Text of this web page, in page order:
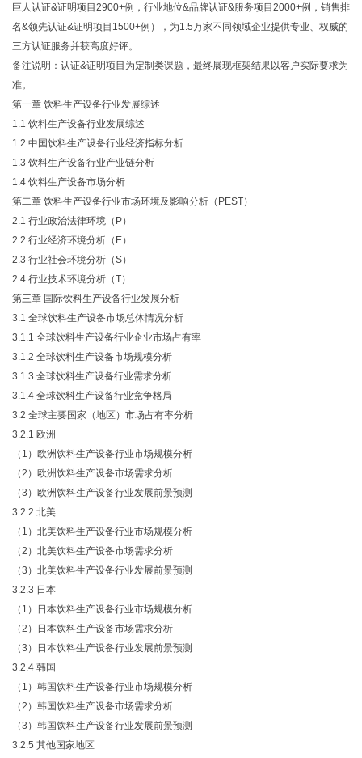
巨人认证&证明项目2900+例，行业地位&品牌认证&服务项目2000+例，销售排
名&领先认证&证明项目1500+例），为1.5万家不同领域企业提供专业、权威的
三方认证服务并获高度好评。
备注说明：认证&证明项目为定制类课题，最终展现框架结果以客户实际要求为
准。
第一章 饮料生产设备行业发展综述
1.1 饮料生产设备行业发展综述
1.2 中国饮料生产设备行业经济指标分析
1.3 饮料生产设备行业产业链分析
1.4 饮料生产设备市场分析
第二章 饮料生产设备行业市场环境及影响分析（PEST）
2.1 行业政治法律环境（P）
2.2 行业经济环境分析（E）
2.3 行业社会环境分析（S）
2.4 行业技术环境分析（T）
第三章 国际饮料生产设备行业发展分析
3.1 全球饮料生产设备市场总体情况分析
3.1.1 全球饮料生产设备行业企业市场占有率
3.1.2 全球饮料生产设备市场规模分析
3.1.3 全球饮料生产设备行业需求分析
3.1.4 全球饮料生产设备行业竞争格局
3.2 全球主要国家（地区）市场占有率分析
3.2.1 欧洲
（1）欧洲饮料生产设备行业市场规模分析
（2）欧洲饮料生产设备市场需求分析
（3）欧洲饮料生产设备行业发展前景预测
3.2.2 北美
（1）北美饮料生产设备行业市场规模分析
（2）北美饮料生产设备市场需求分析
（3）北美饮料生产设备行业发展前景预测
3.2.3 日本
（1）日本饮料生产设备行业市场规模分析
（2）日本饮料生产设备市场需求分析
（3）日本饮料生产设备行业发展前景预测
3.2.4 韩国
（1）韩国饮料生产设备行业市场规模分析
（2）韩国饮料生产设备市场需求分析
（3）韩国饮料生产设备行业发展前景预测
3.2.5 其他国家地区